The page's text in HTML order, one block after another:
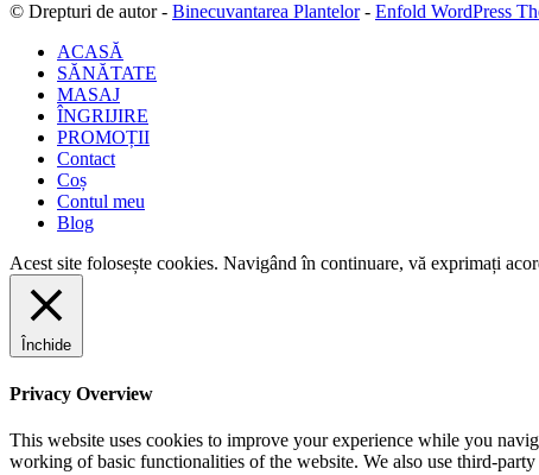
© Drepturi de autor - Binecuvantarea Plantelor- Enfold WordPress
ACASĂ
SĂNĂTATE
MASAJ
ÎNGRIJIRE
PROMOȚII
Contact
Coș
Contul meu
Blog
Acest site folosește cookies. Navigând în continuare, vă exprimați
Închide
Privacy Overview
This website uses cookies to improve your experience while you
working of basic functionalities of the website. We also use third-